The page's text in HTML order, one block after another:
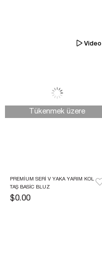
PREMIUM SERI V YAKA YARIM KOL
TAŞ BASIC BLUZ
$0.00
Tükenmek üzere
Video